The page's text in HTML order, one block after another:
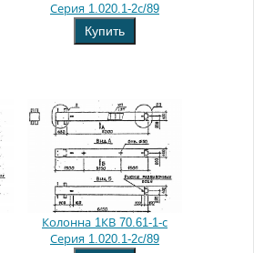
Серия 1.020.1-2с/89
Купить
Колонна 1КВ 70.61-1-с
Серия 1.020.1-2с/89